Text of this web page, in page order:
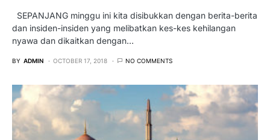
SEPANJANG minggu ini kita disibukkan dengan berita-berita
dan insiden-insiden yang melibatkan kes-kes kehilangan
nyawa dan dikaitkan dengan…
BY ADMIN OCTOBER 17, 2018 NO COMMENTS